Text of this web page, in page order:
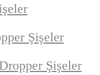
Şişeler
Şişeler